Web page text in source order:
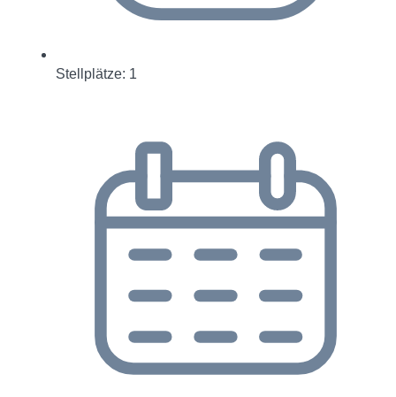
Stellplätze: 1